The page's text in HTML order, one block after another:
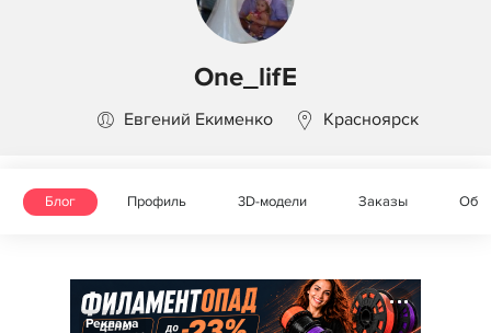
One_lifE
Евгений Екименко Красноярск
Блог Профиль 3D-модели Заказы
Реклама